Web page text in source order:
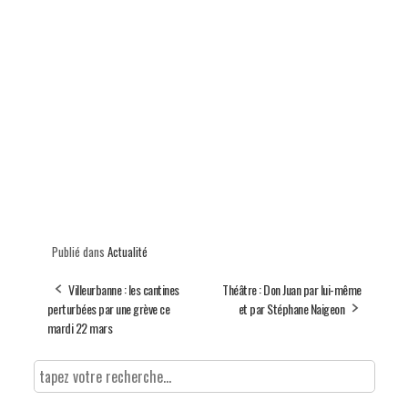
Publié dans Actualité
Villeurbanne : les cantines
perturbées par une grève ce
mardi 22 mars
Théâtre : Don Juan par lui-même
et par Stéphane Naigeon